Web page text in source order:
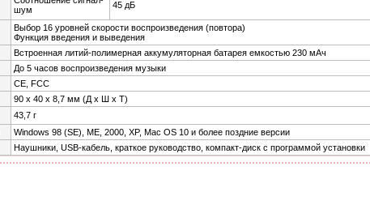
шум
45 дБ
Выбор 16 уровней скорости воспроизведения (повтора)
Функция введения и выведения
Встроенная литий-полимерная аккумуляторная батарея емкостью 230 мАч
До 5 часов воспроизведения музыки
CE, FCC
90 х 40 х 8,7 мм (Д х Ш х Т)
43,7 г
Windows 98 (SE), ME, 2000, XP, Mac OS 10 и более поздние версии
Наушники, USB-кабель, краткое руководство, компакт-диск с программой установки